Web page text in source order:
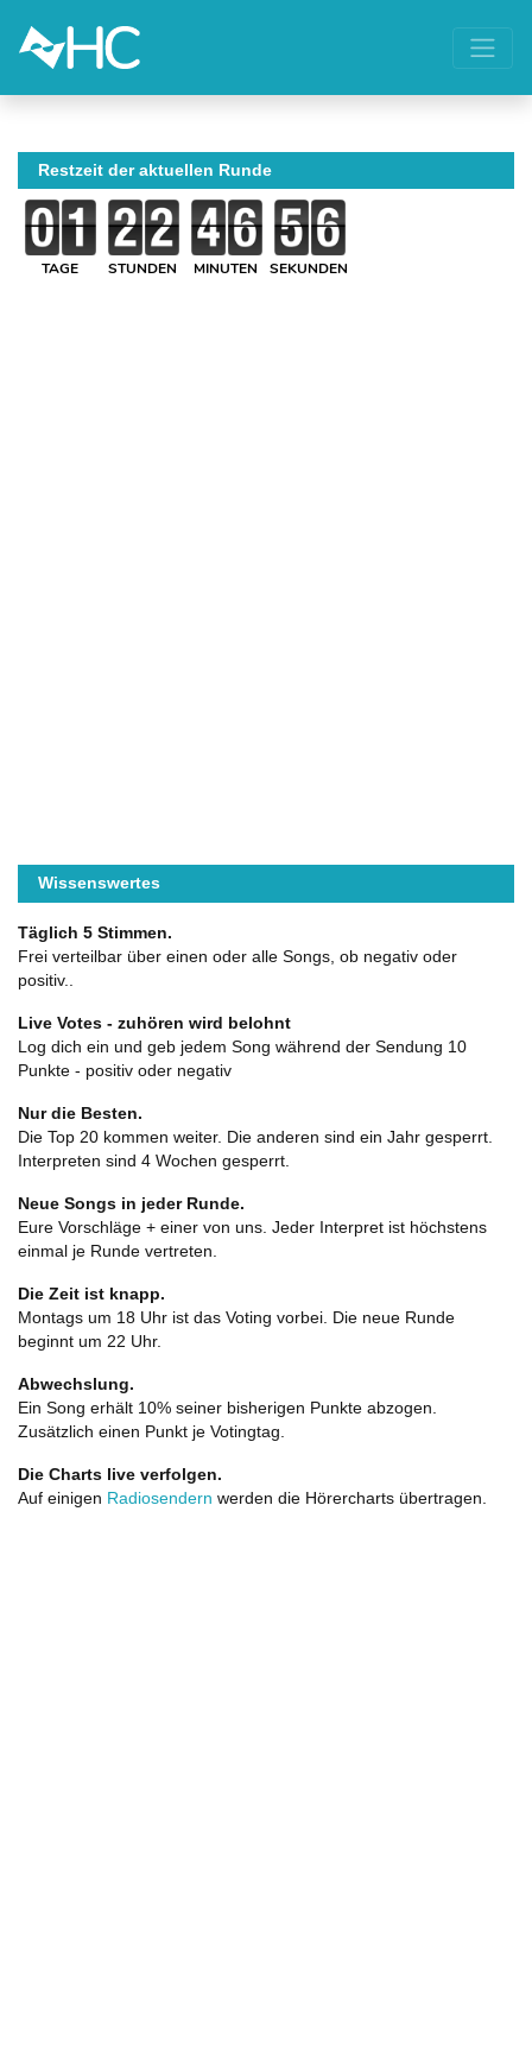
Restzeit der aktuellen Runde
TAGE STUNDEN MINUTEN SEKUNDEN
Wissenswertes
Täglich 5 Stimmen.
Frei verteilbar über einen oder alle Songs, ob negativ oder
positiv..
Live Votes - zuhören wird belohnt
Log dich ein und geb jedem Song während der Sendung 10
Punkte - positiv oder negativ
Nur die Besten.
Die Top 20 kommen weiter. Die anderen sind ein Jahr gesperrt.
Interpreten sind 4 Wochen gesperrt.
Neue Songs in jeder Runde.
Eure Vorschläge + einer von uns. Jeder Interpret ist höchstens
einmal je Runde vertreten.
Die Zeit ist knapp.
Montags um 18 Uhr ist das Voting vorbei. Die neue Runde
beginnt um 22 Uhr.
Abwechslung.
Ein Song erhält 10% seiner bisherigen Punkte abzogen.
Zusätzlich einen Punkt je Votingtag.
Die Charts live verfolgen.
Auf einigen Radiosendern werden die Hörercharts übertragen.